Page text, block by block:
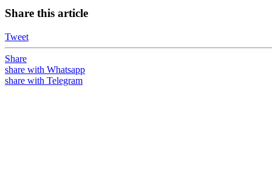
Share this article
Tweet
Share
share with Whatsapp
share with Telegram